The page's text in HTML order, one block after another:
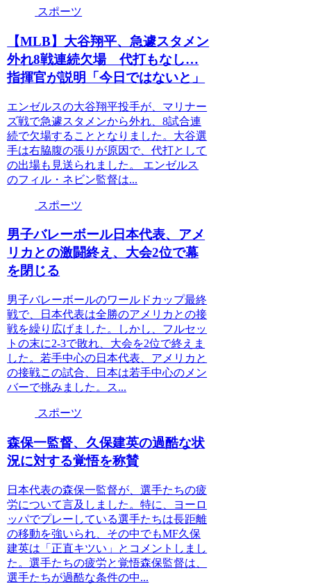
スポーツ
【MLB】大谷翔平、急遽スタメン
外れ8戦連続欠場 代打もなし…
指揮官が説明「今日ではないと」
エンゼルスの大谷翔平投手が、マリナー
ズ戦で急遽スタメンから外れ、8試合連
続で欠場することとなりました。大谷選
手は右脇腹の張りが原因で、代打として
の出場も見送られました。 エンゼルス
のフィル・ネビン監督は...
スポーツ
男子バレーボール日本代表、アメ
リカとの激闘終え、大会2位で幕
を閉じる
男子バレーボールのワールドカップ最終
戦で、日本代表は全勝のアメリカとの接
戦を繰り広げました。しかし、フルセッ
トの末に2-3で敗れ、大会を2位で終えま
した。若手中心の日本代表、アメリカと
の接戦この試合、日本は若手中心のメン
バーで挑みました。ス...
スポーツ
森保一監督、久保建英の過酷な状
況に対する覚悟を称賛
日本代表の森保一監督が、選手たちの疲
労について言及しました。特に、ヨーロ
ッパでプレーしている選手たちは長距離
の移動を強いられ、その中でもMF久保
建英は「正直キツい」とコメントしまし
た。選手たちの疲労と覚悟森保監督は、
選手たちが過酷な条件の中...